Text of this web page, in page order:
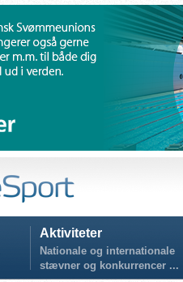
Aktiviteter
Nationale og internationale
stævner og konkurrencer ...